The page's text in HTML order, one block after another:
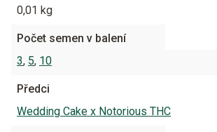
0,01 kg
Počet semen v balení
3, 5, 10
Předci
Wedding Cake x Notorious THC